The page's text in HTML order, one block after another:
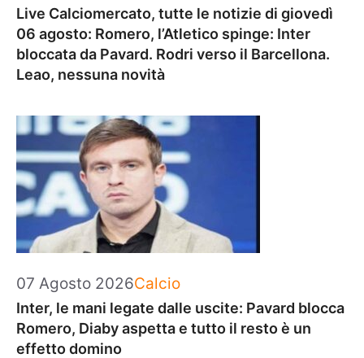
Live Calciomercato, tutte le notizie di giovedì
06 agosto: Romero, l’Atletico spinge: Inter
bloccata da Pavard. Rodri verso il Barcellona.
Leao, nessuna novità
07 Agosto 2026Categorie
Calcio
Inter, le mani legate dalle uscite: Pavard blocca
Romero, Diaby aspetta e tutto il resto è un
effetto domino